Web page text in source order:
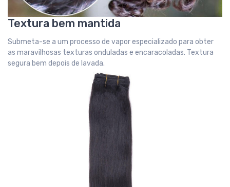
Textura bem mantida
Submeta-se a um processo de vapor especializado para obter
as maravilhosas texturas onduladas e encaracoladas. Textura
segura bem depois de lavada.